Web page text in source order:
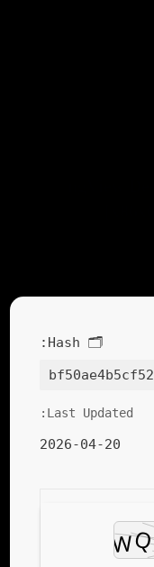
🗂 Hash:
Last Updated:
2026-04-20